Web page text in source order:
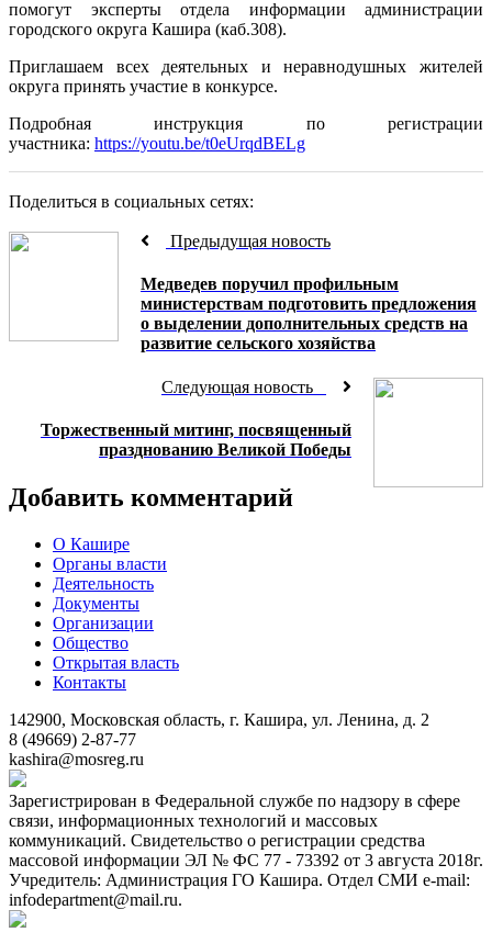
помогут эксперты отдела информации администрации
городского округа Кашира (каб.308).
Приглашаем всех деятельных и неравнодушных жителей
округа принять участие в конкурсе.
Подробная инструкция по регистрации
участника: https://youtu.be/t0eUrqdBELg
Поделиться в социальных сетях:
Предыдущая новость
Медведев поручил профильным
министерствам подготовить предложения
о выделении дополнительных средств на
развитие сельского хозяйства
Следующая новость
Торжественный митинг, посвященный
празднованию Великой Победы
Добавить комментарий
О Кашире
Органы власти
Деятельность
Документы
Организации
Общество
Открытая власть
Контакты
142900, Московская область, г. Кашира, ул. Ленина, д. 2
8 (49669) 2-87-77
kashira@mosreg.ru
Зарегистрирован в Федеральной службе по надзору в сфере
связи, информационных технологий и массовых
коммуникаций. Свидетельство о регистрации средства
массовой информации ЭЛ № ФС 77 - 73392 от 3 августа 2018г.
Учредитель: Администрация ГО Кашира. Отдел СМИ e-mail:
infodepartment@mail.ru.